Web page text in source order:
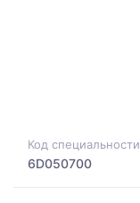
Код специальности
6D050700